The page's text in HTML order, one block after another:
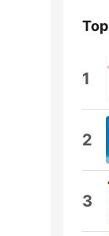
1
2
3